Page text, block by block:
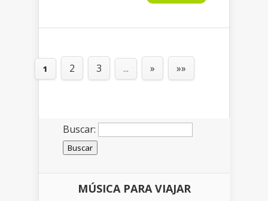
1 2 3 ... » »»
Buscar:
MÚSICA PARA VIAJAR